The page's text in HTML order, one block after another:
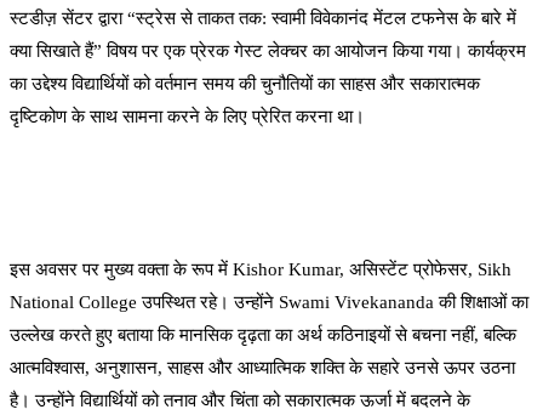
स्टडीज़ सेंटर द्वारा “स्ट्रेस से ताकत तक: स्वामी विवेकानंद मेंटल टफनेस के बारे में
क्या सिखाते हैं” विषय पर एक प्रेरक गेस्ट लेक्चर का आयोजन किया गया। कार्यक्रम
का उद्देश्य विद्यार्थियों को वर्तमान समय की चुनौतियों का साहस और सकारात्मक
दृष्टिकोण के साथ सामना करने के लिए प्रेरित करना था।
इस अवसर पर मुख्य वक्ता के रूप में Kishor Kumar, असिस्टेंट प्रोफेसर, Sikh
National College उपस्थित रहे। उन्होंने Swami Vivekananda की शिक्षाओं का
उल्लेख करते हुए बताया कि मानसिक दृढ़ता का अर्थ कठिनाइयों से बचना नहीं, बल्कि
आत्मविश्वास, अनुशासन, साहस और आध्यात्मिक शक्ति के सहारे उनसे ऊपर उठना
है। उन्होंने विद्यार्थियों को तनाव और चिंता को सकारात्मक ऊर्जा में बदलने के